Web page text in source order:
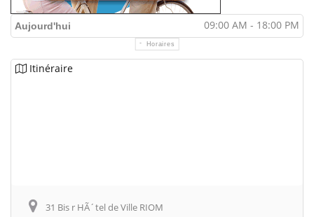
Aujourd'hui 09:00 AM - 18:00 PM
Horaires
Itinéraire
31 Bis r HÃ´tel de Ville RIOM